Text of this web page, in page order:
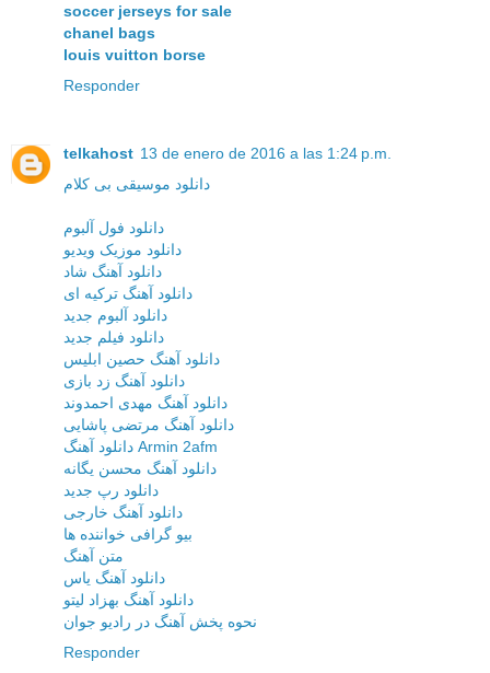
soccer jerseys for sale
chanel bags
louis vuitton borse
Responder
telkahost 13 de enero de 2016 a las 1:24 p.m.
دانلود موسیقی بی کلام
دانلود فول آلبوم
دانلود موزیک ویدیو
دانلود آهنگ شاد
دانلود آهنگ ترکیه ای
دانلود آلبوم جدید
دانلود فیلم جدید
دانلود آهنگ حصین ابلیس
دانلود آهنگ زد بازی
دانلود آهنگ مهدی احمدوند
دانلود آهنگ مرتضی پاشایی
دانلود آهنگ Armin 2afm
دانلود آهنگ محسن یگانه
دانلود رپ جدید
دانلود آهنگ خارجی
بیو گرافی خواننده ها
متن آهنگ
دانلود آهنگ یاس
دانلود آهنگ بهزاد لیتو
نحوه پخش آهنگ در رادیو جوان
Responder